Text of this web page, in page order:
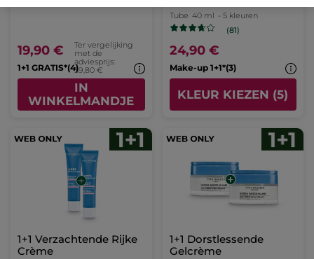
19,90 €
Ter vergelijking
met de
adviesprijs:
39,80 €
1+1 GRATIS*(4)
IN
WINKELMANDJE
Tube 40 ml - 5 kleuren
(81)
24,90 €
Make-up 1+1*(3)
KLEUR KIEZEN (5)
1+1 Verzachtende Rijke
Crème
1+1 Dorstlessende
Gelcrème